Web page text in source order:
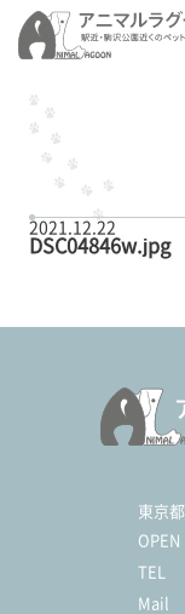
2021.12.22
DSC04846w.jpg
東京
OPEN
TEL
Mail